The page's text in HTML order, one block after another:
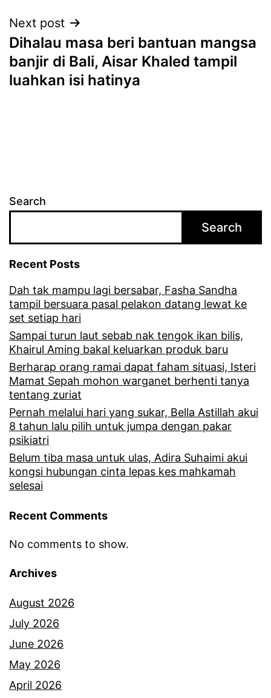
Next post
Dihalau masa beri bantuan mangsa
banjir di Bali, Aisar Khaled tampil
luahkan isi hatinya
Search
Search
Recent Posts
Dah tak mampu lagi bersabar, Fasha Sandha
tampil bersuara pasal pelakon datang lewat ke
set setiap hari
Sampai turun laut sebab nak tengok ikan bilis,
Khairul Aming bakal keluarkan produk baru
Berharap orang ramai dapat faham situasi, Isteri
Mamat Sepah mohon warganet berhenti tanya
tentang zuriat
Pernah melalui hari yang sukar, Bella Astillah akui
8 tahun lalu pilih untuk jumpa dengan pakar
psikiatri
Belum tiba masa untuk ulas, Adira Suhaimi akui
kongsi hubungan cinta lepas kes mahkamah
selesai
Recent Comments
No comments to show.
Archives
August 2026
July 2026
June 2026
May 2026
April 2026